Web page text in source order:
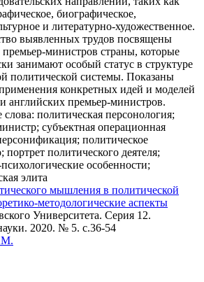
биографическое,
и литературно-художественное.
выявленных трудов посвящены
министров страны, которые
занимают особый статус в структуре
политической системы. Показаны
конкретных идей и моделей
английских премьер-министров.
политическая персонология;
субъектная операционная
политическое
портрет политического деятеля;
особенности;
элита
мышления в политической
методологические аспекты
Университета. Серия 12.
2020. № 5. c.36-54